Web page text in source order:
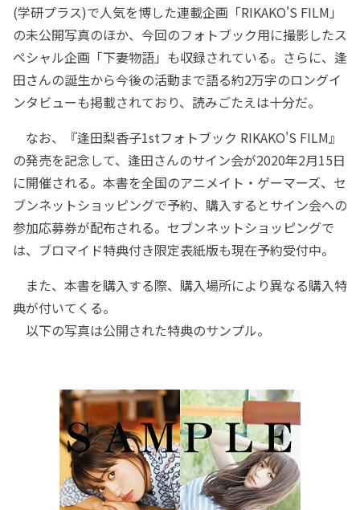
(学研プラス)で人気を博した連載企画「RIKAKO'S FILM」
の未公開写真のほか、今回のフォトブック用に撮影したス
ペシャル企画「下妻物語」も収録されている。さらに、逢
田さんの誕生から今後の活動まで語る約2万字のロングイ
ンタビューも掲載されており、読みごたえは十分だ。
なお、『逢田梨香子1stフォトブック RIKAKO'S FILM』
の発売を記念して、逢田さんのサイン会が2020年2月15日
に開催される。本書を全国のアニメイト・ゲーマーズ、セ
ブンネットショッピングで予約、購入するとサイン会への
参加応募券が配布される。セブンネットショッピングで
は、ブロマイド特典付き限定表紙版も現在予約受付中。
また、本書を購入する際、購入場所により異なる購入特
典が付いてくる。
以下の写真は公開された特典のサンプル。